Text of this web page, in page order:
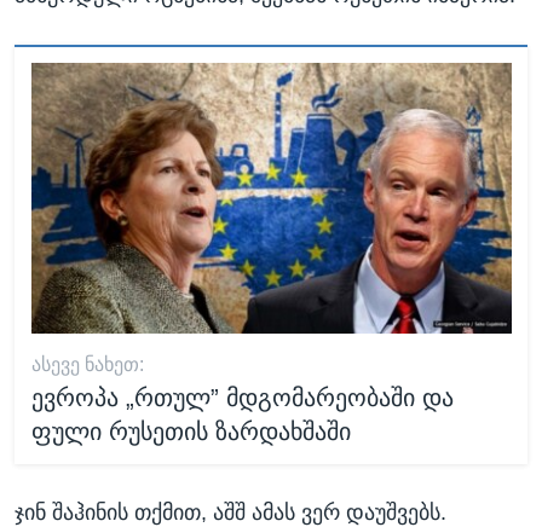
ᲐᲡᲔᲕᲔ ᲜᲐᲮᲔᲗ:
ევროპა „რთულ” მდგომარეობაში და
ფული რუსეთის ზარდახშაში
ჯინ შაჰინის თქმით, აშშ ამას ვერ დაუშვებს.